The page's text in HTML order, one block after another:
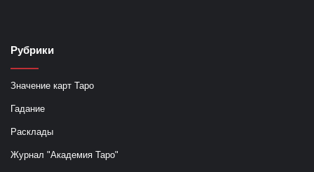
Рубрики
Значение карт Таро
Гадание
Расклады
Журнал "Академия Таро"